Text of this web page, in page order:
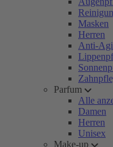
Masken
Herren
Anti-
Parfum
Alle
Damen
Herren
Unisex
Make-up